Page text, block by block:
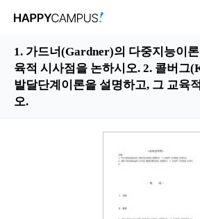
1. 가드너(Gardner)의 다중지능이
육적 시사점을 논하시오. 2. 콜버그
발달단계이론을 설명하고, 그 교육
오.